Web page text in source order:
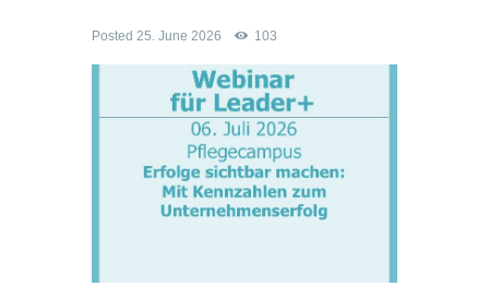
Posted 25. June 2026 103